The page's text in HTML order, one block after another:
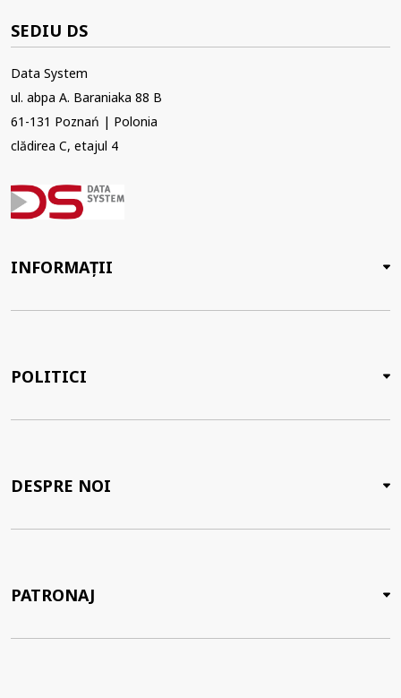
SEDIU DS
Data System
ul. abpa A. Baraniaka 88 B
61-131 Poznań | Polonia
clădirea C, etajul 4
INFORMAȚII
POLITICI
DESPRE NOI
PATRONAJ